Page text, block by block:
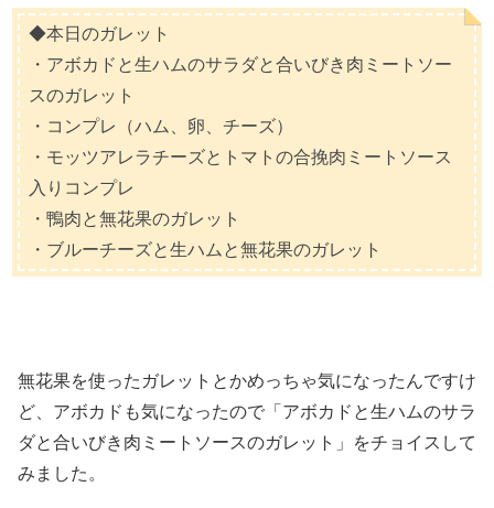
◆本日のガレット
・アボカドと生ハムのサラダと合いびき肉ミートソー
スのガレット
・コンプレ（ハム、卵、チーズ）
・モッツアレラチーズとトマトの合挽肉ミートソース
入りコンプレ
・鴨肉と無花果のガレット
・ブルーチーズと生ハムと無花果のガレット
無花果を使ったガレットとかめっちゃ気になったんですけ
ど、アボカドも気になったので「アボカドと生ハムのサラ
ダと合いびき肉ミートソースのガレット」をチョイスして
みました。